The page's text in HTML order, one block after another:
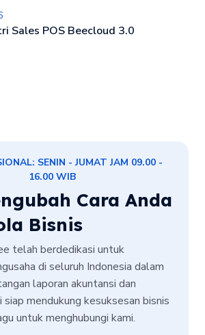
Sales POS Beecloud 3.0
SENIN - JUMAT JAM 09.00 -
16.00 WIB
Cara Anda
Bisnis
telah berdedikasi untuk
di seluruh Indonesia dalam
laporan akuntansi dan
siap mendukung kesuksesan bisnis
untuk menghubungi kami.